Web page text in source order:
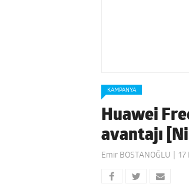
KAMPANYA
Huawei
avantajı
Emir BOSTANOĞLU 17